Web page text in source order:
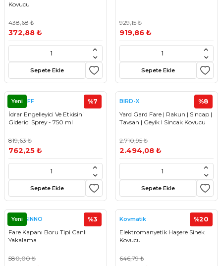
Kovucu
438,68 ₺
372,88 ₺
Sepete Ekle
929,15 ₺
919,86 ₺
Sepete Ekle
Yeni
GET OFF
İdrar Engelleyici Ve Etkisini
Giderici Sprey - 750 ml
%7
819,63 ₺
762,25 ₺
Sepete Ekle
BIRD-X
Yard Gard Fare | Rakun | Sincap |
Tavsan | Geyik I Sincak Kovucu
%8
2.710,95 ₺
2.494,08 ₺
Sepete Ekle
Yeni
SWISSINNO
Fare Kapanı Boru Tipi Canlı
Yakalama
%3
580,00 ₺
Kovmatik
Elektromanyetik Haşere Sinek
Kovucu
%20
646,79 ₺